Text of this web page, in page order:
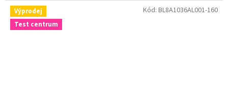
Výprodej
Test centrum
Kód: BL8A1036AL001-160